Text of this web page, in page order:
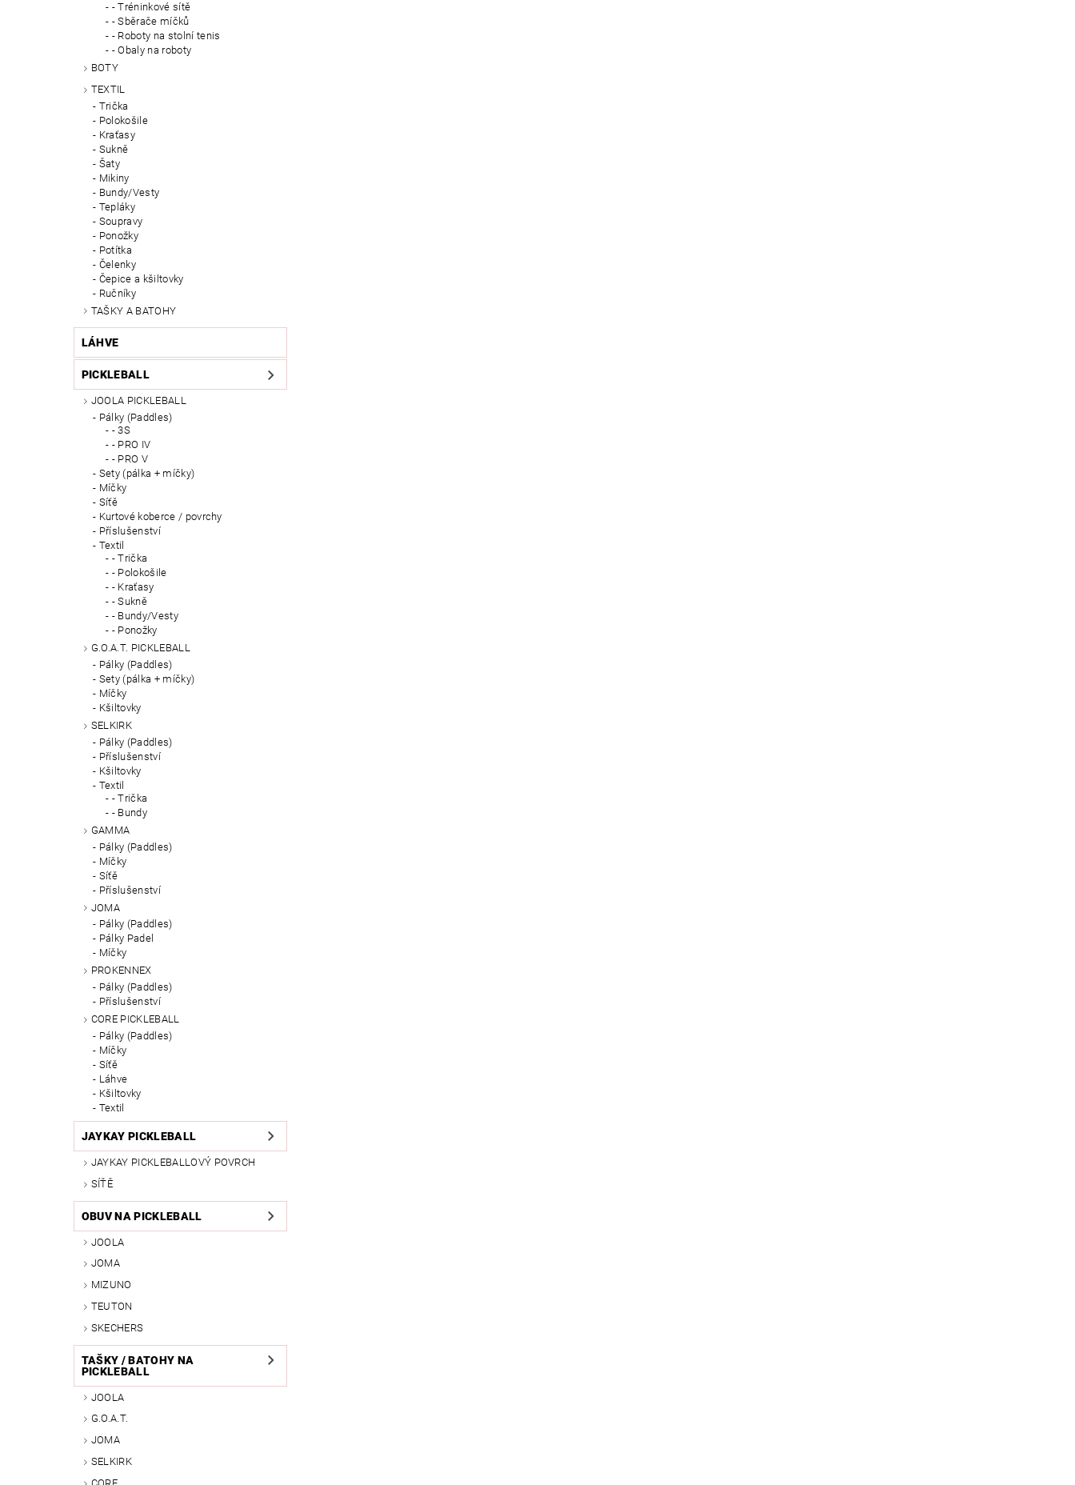
- Tréninkové sítě
- Sběrače míčků
- Roboty na stolní tenis
- Obaly na roboty
BOTY
TEXTIL
Trička
Polokošile
Kraťasy
Sukně
Šaty
Mikiny
Bundy/Vesty
Tepláky
Soupravy
Ponožky
Potítka
Čelenky
Čepice a kšiltovky
Ručníky
TAŠKY A BATOHY
LÁHVE
PICKLEBALL
JOOLA PICKLEBALL
Pálky (Paddles)
- 3S
- PRO IV
- PRO V
Sety (pálka + míčky)
Míčky
Síťě
Kurtové koberce / povrchy
Příslušenství
Textil
- Trička
- Polokošile
- Kraťasy
- Sukně
- Bundy/Vesty
- Ponožky
G.O.A.T. PICKLEBALL
Pálky (Paddles)
Sety (pálka + míčky)
Míčky
Kšiltovky
SELKIRK
Pálky (Paddles)
Příslušenství
Kšiltovky
Textil
- Trička
- Bundy
GAMMA
Pálky (Paddles)
Míčky
Síťě
Příslušenství
JOMA
Pálky (Paddles)
Pálky Padel
Míčky
PROKENNEX
Pálky (Paddles)
Příslušenství
CORE PICKLEBALL
Pálky (Paddles)
Míčky
Síťě
Láhve
Kšiltovky
Textil
JAYKAY PICKLEBALL
JAYKAY PICKLEBALLOVÝ POVRCH
SÍŤĚ
OBUV NA PICKLEBALL
JOOLA
JOMA
MIZUNO
TEUTON
SKECHERS
TAŠKY / BATOHY NA
PICKLEBALL
JOOLA
G.O.A.T.
JOMA
SELKIRK